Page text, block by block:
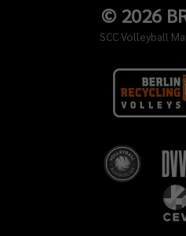
© 2026
SCC Volleyball